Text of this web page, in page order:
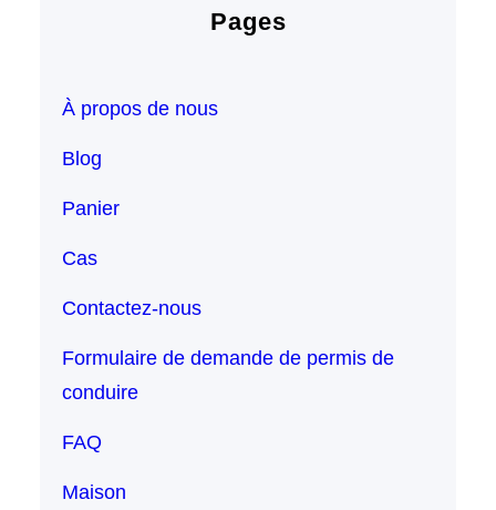
Pages
À propos de nous
Blog
Panier
Cas
Contactez-nous
Formulaire de demande de permis de
conduire
FAQ
Maison